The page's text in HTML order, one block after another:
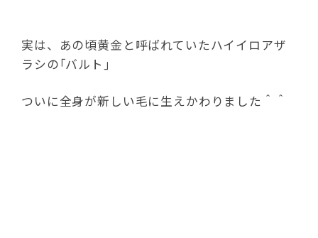
実は、あの頃黄金と呼ばれていたハイイロアザ
ラシの｢バルト｣
ついに全身が新しい毛に生えかわりました＾＾